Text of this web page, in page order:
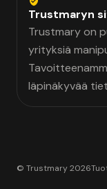
Trustmaryn
Trustmary on
yrityksiä
läpinäkyvää
© Trustmary 2026